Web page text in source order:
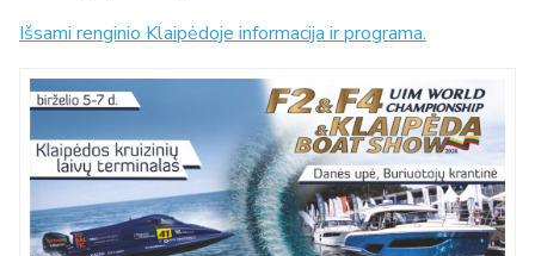
Išsami renginio Klaipėdoje informacija ir programa.